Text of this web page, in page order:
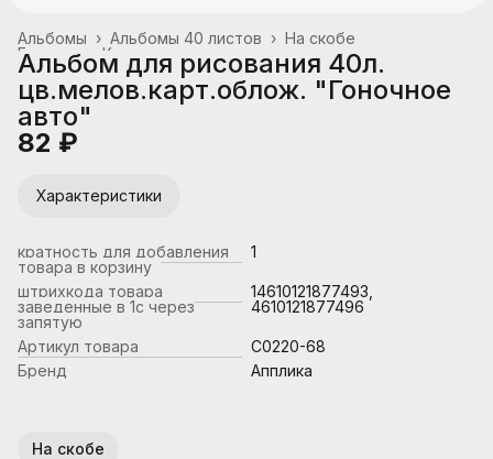
На скобе
Альбомы 40 листов ›
Альбомы ›
Канцтовары, школьные принадлежности
Главная
Альбом для рисования 40л.
цв.мелов.карт.облож. "Гоночное
авто"
82 ₽
Характеристики
кратность для добавления
товара в корзину
1
штрихкода товара
заведенные в 1с через
запятую
14610121877493,
4610121877496
Артикул товара
С0220-68
Бренд
Апплика
На скобе